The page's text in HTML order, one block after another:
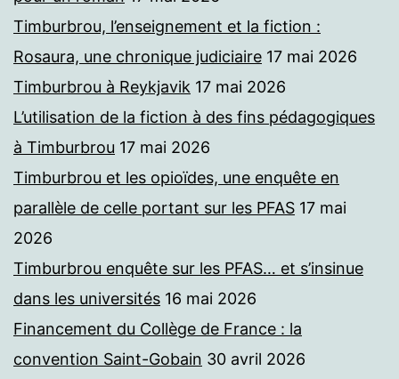
Timburbrou, l’enseignement et la fiction :
Rosaura, une chronique judiciaire 17 mai 2026
Timburbrou à Reykjavik 17 mai 2026
L’utilisation de la fiction à des fins pédagogiques
à Timburbrou 17 mai 2026
Timburbrou et les opioïdes, une enquête en
parallèle de celle portant sur les PFAS 17 mai
2026
Timburbrou enquête sur les PFAS… et s’insinue
dans les universités 16 mai 2026
Financement du Collège de France : la
convention Saint-Gobain 30 avril 2026